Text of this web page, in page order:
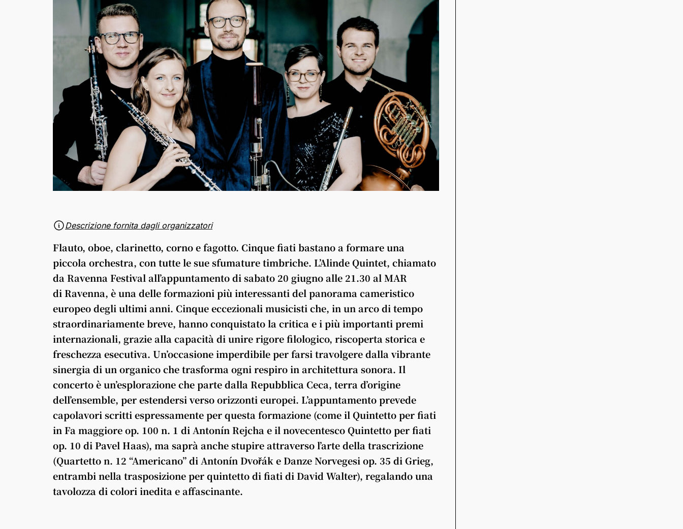
Descrizione fornita dagli organizzatori
Flauto, oboe, clarinetto, corno e fagotto. Cinque fiati bastano a formare una
piccola orchestra, con tutte le sue sfumature timbriche. L’Alinde Quintet, chiamato
da Ravenna Festival all’appuntamento di sabato 20 giugno alle 21.30 al MAR
di Ravenna, è una delle formazioni più interessanti del panorama cameristico
europeo degli ultimi anni. Cinque eccezionali musicisti che, in un arco di tempo
straordinariamente breve, hanno conquistato la critica e i più importanti premi
internazionali, grazie alla capacità di unire rigore filologico, riscoperta storica e
freschezza esecutiva. Un’occasione imperdibile per farsi travolgere dalla vibrante
sinergia di un organico che trasforma ogni respiro in architettura sonora. Il
concerto è un’esplorazione che parte dalla Repubblica Ceca, terra d’origine
dell’ensemble, per estendersi verso orizzonti europei. L’appuntamento prevede
capolavori scritti espressamente per questa formazione (come il Quintetto per fiati
in Fa maggiore op. 100 n. 1 di Antonín Rejcha e il novecentesco Quintetto per fiati
op. 10 di Pavel Haas), ma saprà anche stupire attraverso l’arte della trascrizione
(Quartetto n. 12 “Americano” di Antonín Dvořák e Danze Norvegesi op. 35 di Grieg,
entrambi nella trasposizione per quintetto di fiati di David Walter), regalando una
tavolozza di colori inedita e affascinante.